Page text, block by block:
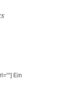
Ein